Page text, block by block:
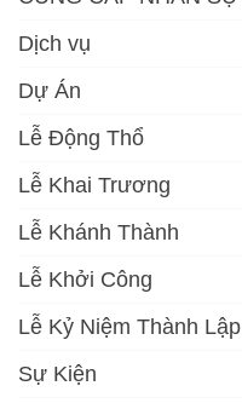
Dịch vụ
Dự Án
Lễ Động Thổ
Lễ Khai Trương
Lễ Khánh Thành
Lễ Khởi Công
Lễ Kỷ Niệm Thành Lập
Sự Kiện